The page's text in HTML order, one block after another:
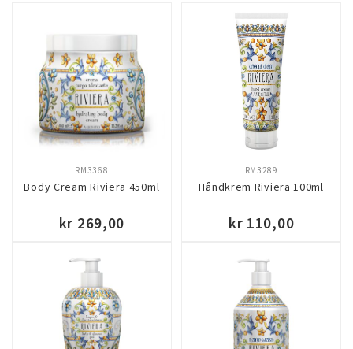
Body Cream Riviera 450ml
RM3368
kr 269,00
Håndkrem Riviera 100ml
RM3289
kr 110,00